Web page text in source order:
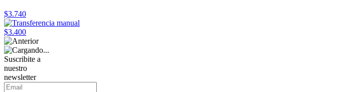
$3.740
$3.400
Suscribite a
nuestro
newsletter